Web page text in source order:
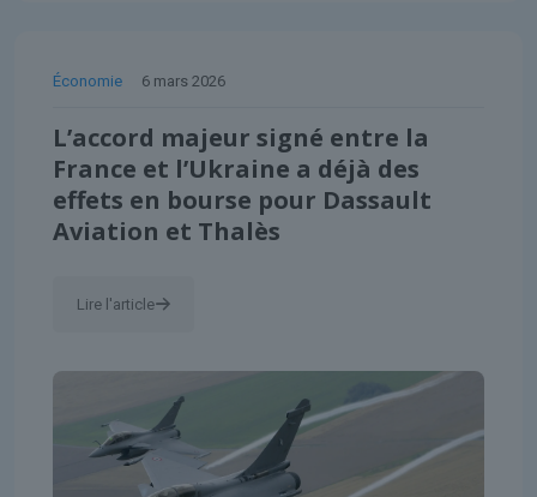
Économie 6 mars 2026
L’accord majeur signé entre la
France et l’Ukraine a déjà des
effets en bourse pour Dassault
Aviation et Thalès
Lire l'article